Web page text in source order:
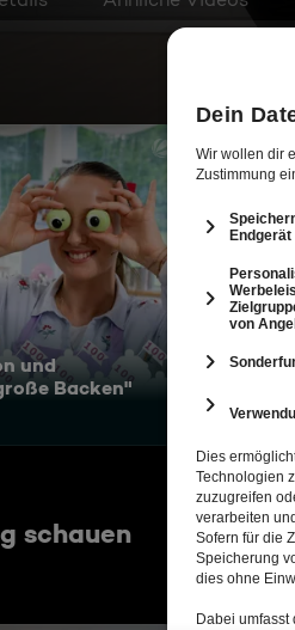
und
Backen"
6
123 Min.
schauen